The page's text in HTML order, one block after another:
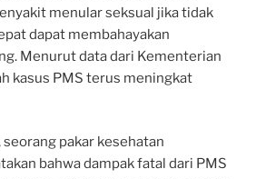
menular seksual jika tidak
dapat membahayakan
Menurut data dari Kementerian
kasus PMS terus meningkat
seorang pakar kesehatan
bahwa dampak fatal dari PMS